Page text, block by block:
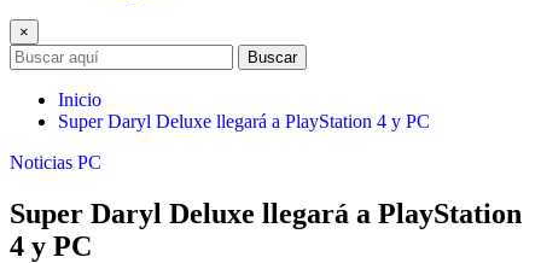
×
Buscar
Inicio
Super Daryl Deluxe llegará a PlayStation 4 y PC
Noticias PC
Super Daryl Deluxe llegará a PlayStation
4 y PC